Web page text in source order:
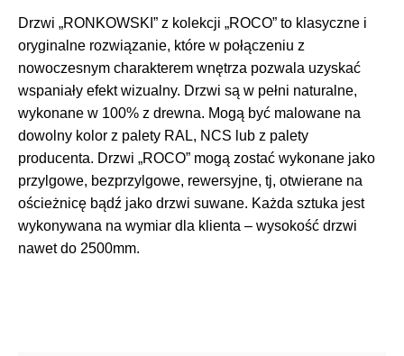
Drzwi „RONKOWSKI” z kolekcji „ROCO” to klasyczne i
oryginalne rozwiązanie, które w połączeniu z
nowoczesnym charakterem wnętrza pozwala uzyskać
wspaniały efekt wizualny. Drzwi są w pełni naturalne,
wykonane w 100% z drewna. Mogą być malowane na
dowolny kolor z palety RAL, NCS lub z palety
producenta. Drzwi „ROCO” mogą zostać wykonane jako
przylgowe, bezprzylgowe, rewersyjne, tj, otwierane na
ościeżnicę bądź jako drzwi suwane. Każda sztuka jest
wykonywana na wymiar dla klienta – wysokość drzwi
nawet do 2500mm.